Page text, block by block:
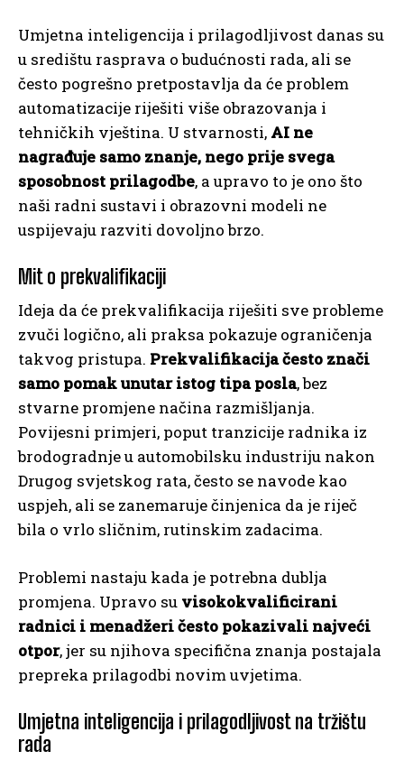
Umjetna inteligencija i prilagodljivost danas su
u središtu rasprava o budućnosti rada, ali se
često pogrešno pretpostavlja da će problem
automatizacije riješiti više obrazovanja i
tehničkih vještina. U stvarnosti, AI ne
nagrađuje samo znanje, nego prije svega
sposobnost prilagodbe, a upravo to je ono što
naši radni sustavi i obrazovni modeli ne
uspijevaju razviti dovoljno brzo.
Mit o prekvalifikaciji
Ideja da će prekvalifikacija riješiti sve probleme
zvuči logično, ali praksa pokazuje ograničenja
takvog pristupa. Prekvalifikacija često znači
samo pomak unutar istog tipa posla, bez
stvarne promjene načina razmišljanja.
Povijesni primjeri, poput tranzicije radnika iz
brodogradnje u automobilsku industriju nakon
Drugog svjetskog rata, često se navode kao
uspjeh, ali se zanemaruje činjenica da je riječ
bila o vrlo sličnim, rutinskim zadacima.
Problemi nastaju kada je potrebna dublja
promjena. Upravo su visokokvalificirani
radnici i menadžeri često pokazivali najveći
otpor, jer su njihova specifična znanja postajala
prepreka prilagodbi novim uvjetima.
Umjetna inteligencija i prilagodljivost na tržištu
rada